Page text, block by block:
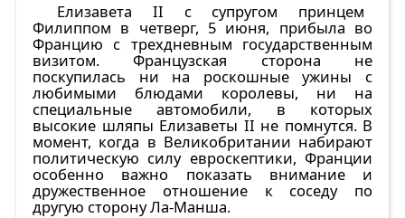
Елизавета II c супругом принцем
Филиппом в четверг, 5 июня, прибыла во
Францию с трехдневным государственным
визитом. Французская сторона не
поскупилась ни на роскошные ужины с
любимыми блюдами королевы, ни на
специальные автомобили, в которых
высокие шляпы Елизаветы II не помнутся. В
момент, когда в Великобритании набирают
политическую силу евроскептики, Франции
особенно важно показать внимание и
дружественное отношение к соседу по
другую сторону Ла-Манша.